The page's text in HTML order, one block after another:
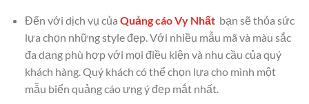
Đến với dịch vụ của Quảng cáo Vy Nhấtbạn sẽ thỏa sức
lựa chọn những style đẹp. Với nhiều mẫu mã và màu sắc
đa dạng phù hợp với mọi điều kiện và nhu cầu của quý
khách hàng. Quý khách có thể chọn lựa cho mình một
mẫu biển quảng cáo ưng ý đẹp mắt nhất.